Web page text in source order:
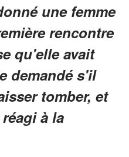
une femme
rencontre
qu'elle avait
demandé s'il
tomber, et
à la